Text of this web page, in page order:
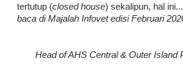
tertutup (closed house) sekalipun, hal ini...
baca di Majalah Infovet edisi Februari
Head of AHS Central & Outer Island